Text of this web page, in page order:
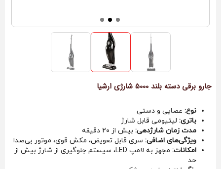
جارو برقی دسته بلند 5000 شارژی ارشیا
نوع: عصایی و دستی
باتری: لیتیومی قابل شارژ
مدت زمان شارژدهی: بیش از ۲۰ دقیقه
ویژگی‌های اضافی: سری قابل تعویض، مکش قوی، موتور بی‌صدا
امکانات:
مجهز به لامپ LED، سیستم جلوگیری از شارژ بیش از
حد